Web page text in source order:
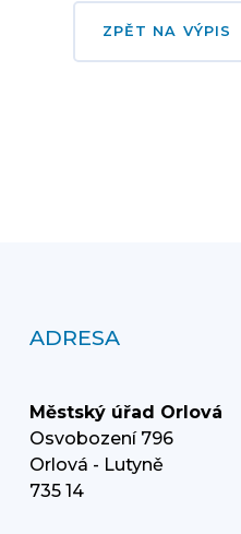
ZPĚT NA VÝPIS
ADRESA
Městský úřad Orlová
Osvobození 796
Orlová - Lutyně
735 14